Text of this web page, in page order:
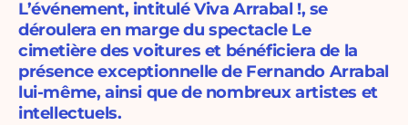
L’événement, intitulé Viva Arrabal !, se
déroulera en marge du spectacle Le
cimetière des voitures et bénéficiera de la
présence exceptionnelle de Fernando Arrabal
lui-même, ainsi que de nombreux artistes et
intellectuels.